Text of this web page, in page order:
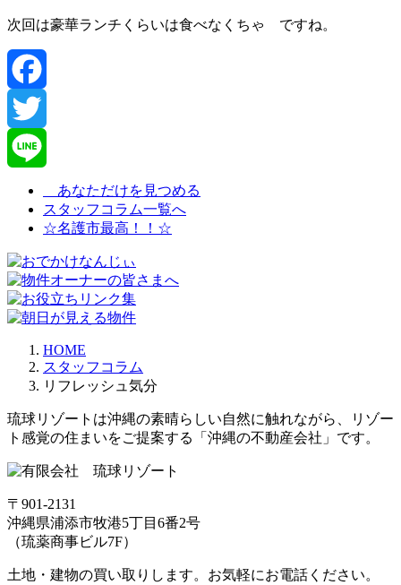
次回は豪華ランチくらいは食べなくちゃ ですね。
Facebook
Twitter
Line
あなただけを見つめる
スタッフコラム一覧へ
☆名護市最高！！☆
HOME
スタッフコラム
リフレッシュ気分
琉球リゾートは沖縄の素晴らしい自然に触れながら、リゾー
ト感覚の住まいをご提案する「沖縄の不動産会社」です。
〒901-2131
沖縄県浦添市牧港5丁目6番2号
（琉薬商事ビル7F）
土地・建物の買い取りします。お気軽にお電話ください。